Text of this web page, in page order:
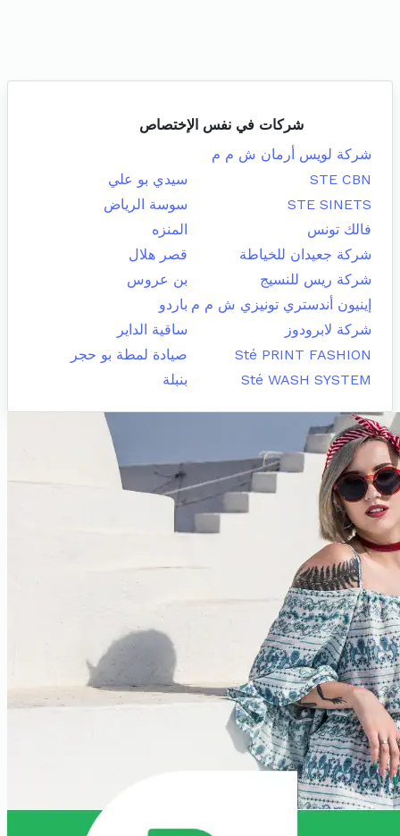
شركات في نفس الإختصاص
شركة لويس أرمان ش م م
STE CBN
سيدي بو علي
STE SINETS
سوسة الرياض
فالك تونس
المنزه
شركة جعيدان للخياطة
قصر هلال
شركة ريس للنسيج
بن عروس
إينيون أندستري تونيزي ش م م باردو
شركة لابرودوز
ساقية الداير
Sté PRINT FASHION
صيادة لمطة بو حجر
Sté WASH SYSTEM
بنبلة